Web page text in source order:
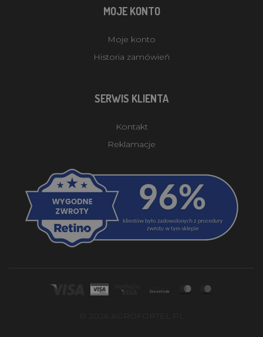
MOJE KONTO
Moje konto
Historia zamówień
SERWIS KLIENTA
Kontakt
Reklamacje